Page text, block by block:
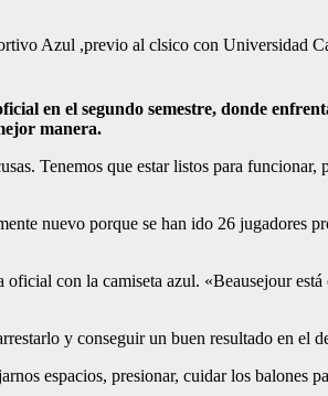
Azul ,previo al clsico con Universidad
en el segundo semestre, donde
manera.
Tenemos que estar listos para funcionar,
nuevo porque se han ido 26 jugadores
con la camiseta azul. «Beausejour
y conseguir un buen resultado en el
espacios, presionar, cuidar los balones